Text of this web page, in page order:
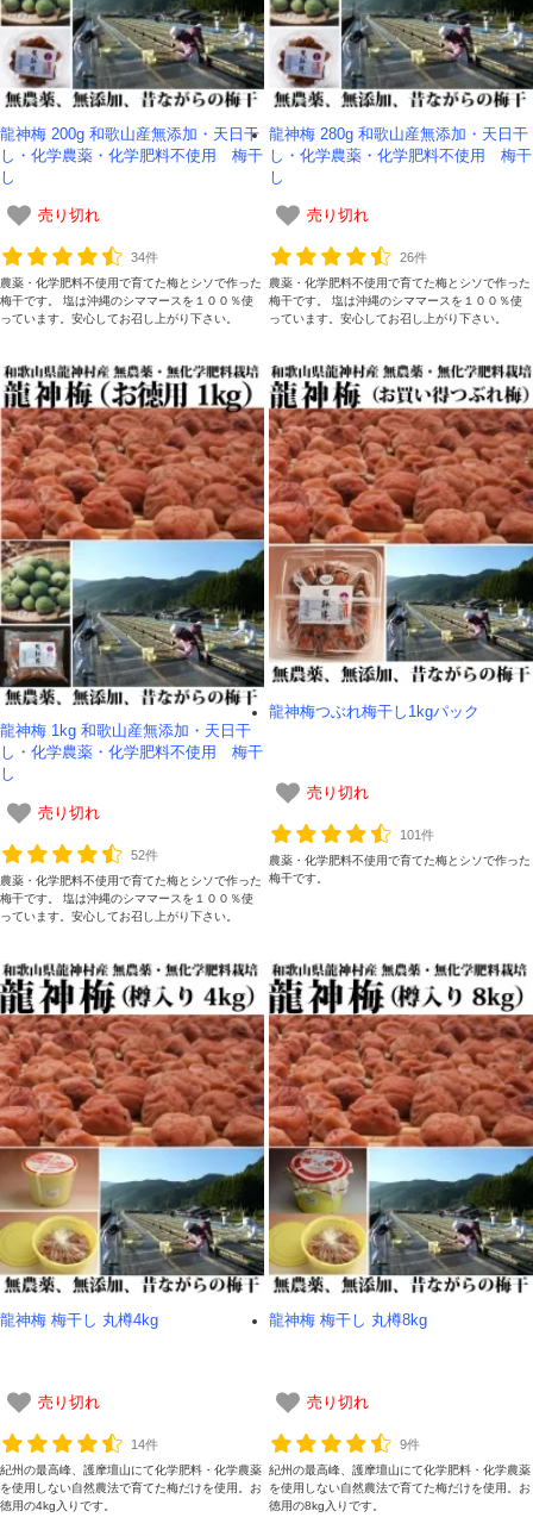
龍神梅 200g 和歌山産無添加・天日干
し・化学農薬・化学肥料不使用 梅干
し
売り切れ
34件
農薬・化学肥料不使用で育てた梅とシソで作った
梅干です。 塩は沖縄のシママースを１００％使
っています。安心してお召し上がり下さい。
龍神梅 280g 和歌山産無添加・天日干
し・化学農薬・化学肥料不使用 梅干
し
売り切れ
26件
農薬・化学肥料不使用で育てた梅とシソで作った
梅干です。 塩は沖縄のシママースを１００％使
っています。安心してお召し上がり下さい。
龍神梅 1kg 和歌山産無添加・天日干
し・化学農薬・化学肥料不使用 梅干
し
売り切れ
52件
農薬・化学肥料不使用で育てた梅とシソで作った
梅干です。 塩は沖縄のシママースを１００％使
っています。安心してお召し上がり下さい。
龍神梅つぶれ梅干し1kgパック
売り切れ
101件
農薬・化学肥料不使用で育てた梅とシソで作った
梅干です。
龍神梅 梅干し 丸樽4kg
売り切れ
14件
紀州の最高峰、護摩壇山にて化学肥料・化学農薬
を使用しない自然農法で育てた梅だけを使用。お
徳用の4kg入りです。
龍神梅 梅干し 丸樽8kg
売り切れ
9件
紀州の最高峰、護摩壇山にて化学肥料・化学農薬
を使用しない自然農法で育てた梅だけを使用。お
徳用の8kg入りです。